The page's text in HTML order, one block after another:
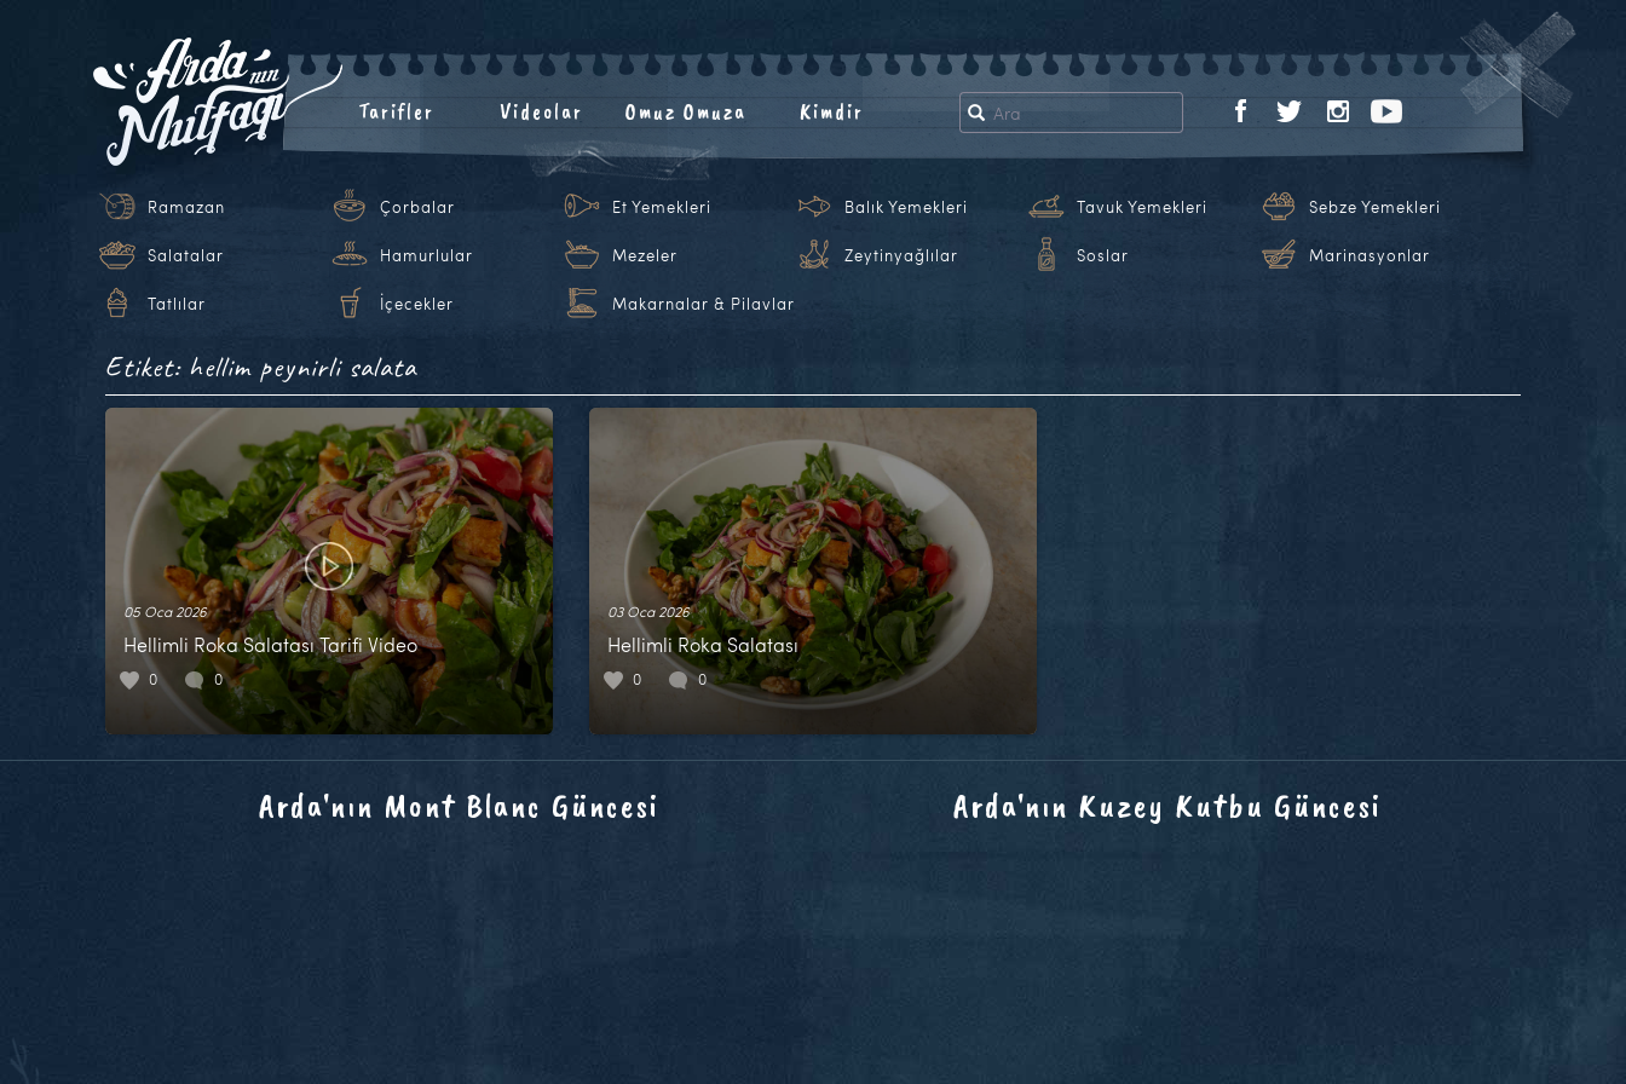
Tarifler Videolar Omuz Omuza Kimdir
Ramazan Çorbalar Et Yemekleri Balık Yemekleri Tavuk Yemekleri Sebze Yemekleri
Salatalar Hamurlular Mezeler Zeytinyağlılar Soslar Marinasyonlar
Tatlılar İçecekler Makarnalar & Pilavlar
Etiket: hellim peynirli salata
05 Oca 2026
Hellimli Roka Salatası Tarifi Video
0 0
03 Oca 2026
Hellimli Roka Salatası
0 0
Arda'nın Mont Blanc Güncesi Arda'nın Kuzey Kutbu Güncesi